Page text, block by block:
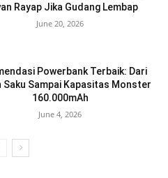
Rayap Jika Gudang Lembap
June 20, 2026
Powerbank Terbaik: Dari
Saku Sampai Kapasitas Monster
160.000mAh
June 4, 2026